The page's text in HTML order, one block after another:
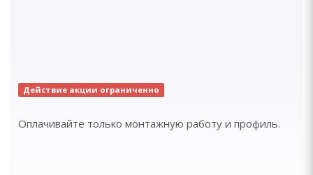
Действие акции ограниченно
Оплачивайте только монтажную работу и профиль.